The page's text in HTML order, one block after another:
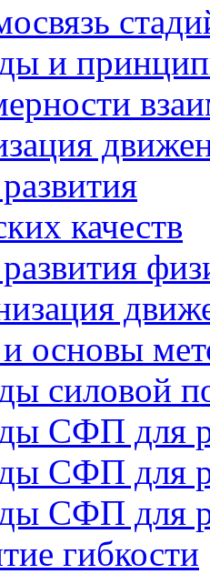
и
основы
силовой
СФП для
СФП для
СФП для
гибкости